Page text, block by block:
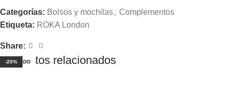
Categorías: Bolsos y mochilas, Complementos
Etiqueta: ROKA London
Share:
Productos relacionados
AGOTADO
AGOTADO
AGOTADO
AGOTADO
AGOTADO
-20%